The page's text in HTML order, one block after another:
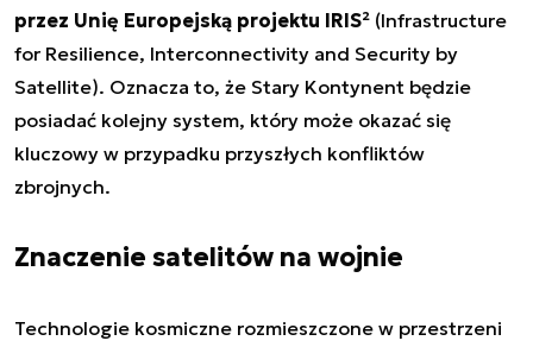
przez Unię Europejską projektu IRIS² (Infrastructure
for Resilience, Interconnectivity and Security by
Satellite). Oznacza to, że Stary Kontynent będzie
posiadać kolejny system, który może okazać się
kluczowy w przypadku przyszłych konfliktów
zbrojnych.
Znaczenie satelitów na wojnie
Technologie kosmiczne rozmieszczone w przestrzeni